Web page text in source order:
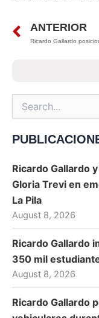
Prev
ANTERIOR
Search
for:
Ricardo Gallardo
Gloria Trevi en
La Pila
August 8, 2026
Ricardo Gallardo
350 mil
August 8, 2026
Ricardo Gallardo